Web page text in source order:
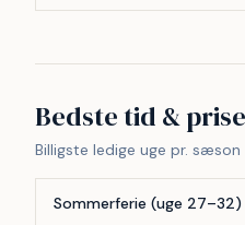
Bedste tid &
Billigste ledige uge pr.
Sommerferie (uge 27–32)